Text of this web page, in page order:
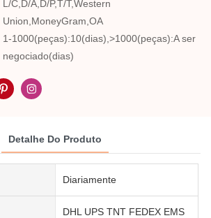
L/C,D/A,D/P,T/T,Western
Union,MoneyGram,OA
1-1000(peças):10(dias),>1000(peças):A ser
negociado(dias)
Detalhe Do Produto
Diariamente
DHL UPS TNT FEDEX EMS